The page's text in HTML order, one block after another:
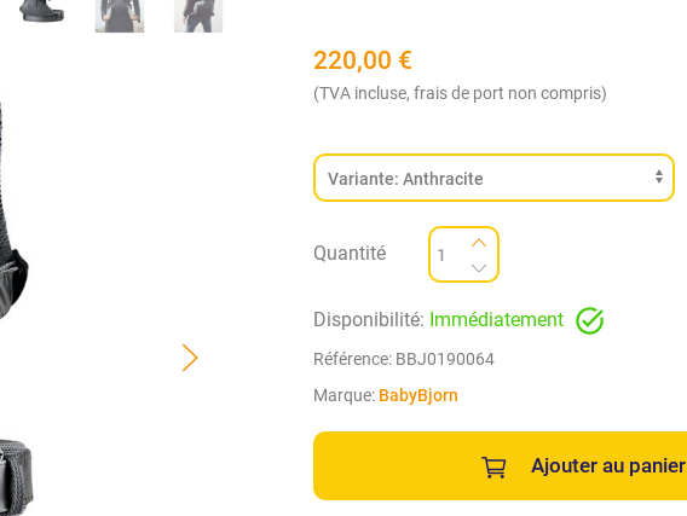
220,00 €
(TVA incluse, frais de port non compris)
Quantité
Disponibilité: Immédiatement
Référence: BBJ0190064
Marque: BabyBjorn
Ajouter au panier